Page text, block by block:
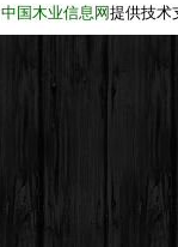
中国木业信息网提供技术